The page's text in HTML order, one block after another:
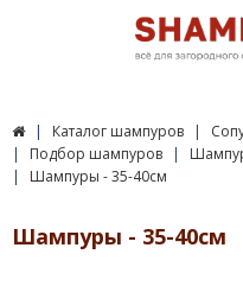
Каталог шампуров
Подбор шампуров
Шампуры - 35-40см
Шампуры - 35-40см